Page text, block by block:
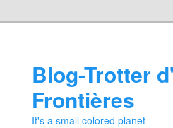
Blog-Trotter
Frontières
It's a small colored planet